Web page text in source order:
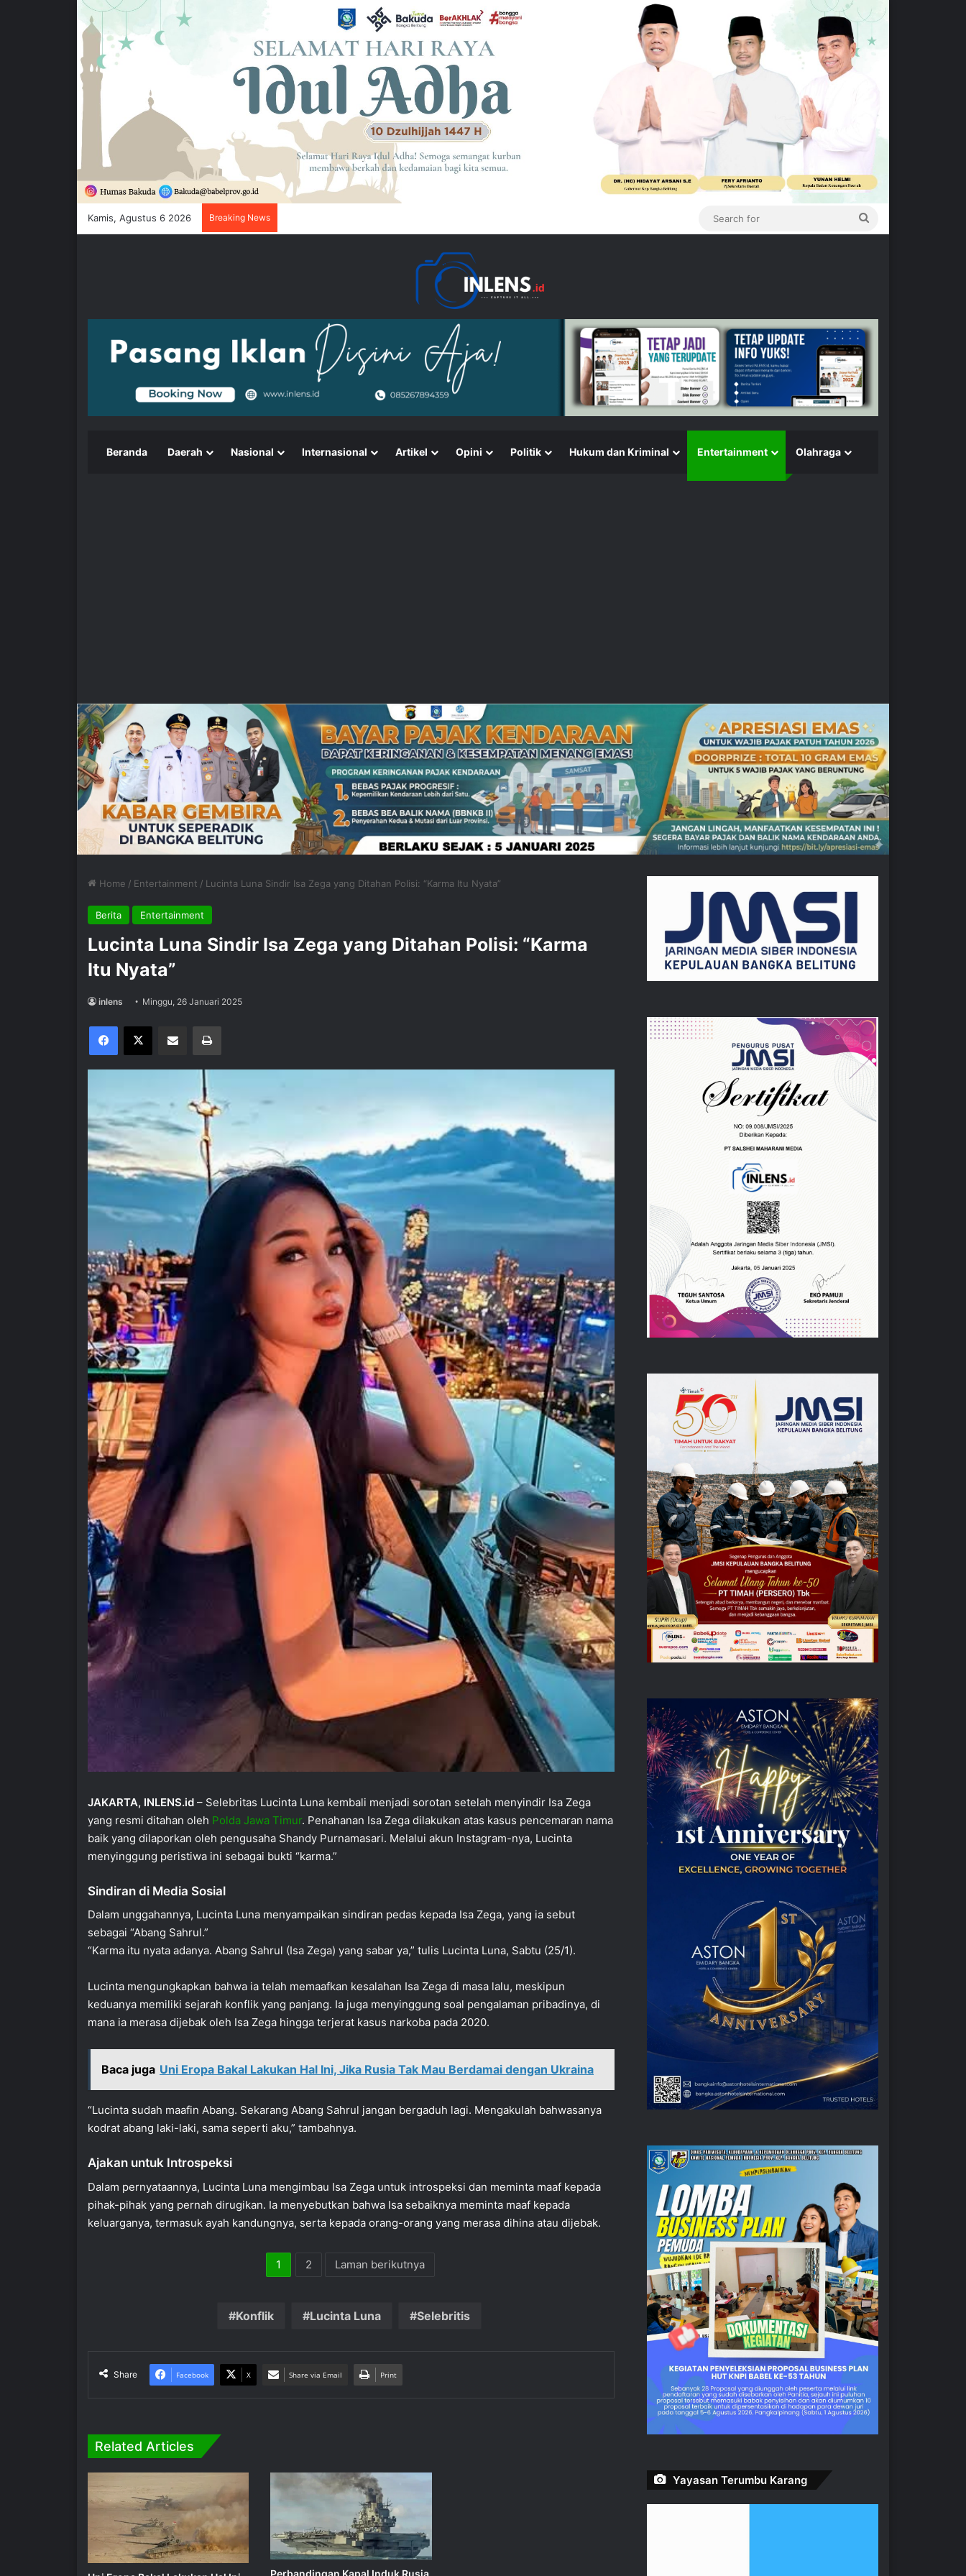
Kamis, Agustus 6 2026 Breaking News
Beranda Daerah Nasional Internasional Artikel Opini Politik Hukum dan Kriminal Entertainment Olahraga
Home / Entertainment / Lucinta Luna Sindir Isa Zega yang Ditahan Polisi: “Karma Itu Nyata”
Berita Entertainment
Lucinta Luna Sindir Isa Zega yang Ditahan Polisi: “Karma
Itu Nyata”
inlens Minggu, 26 Januari 2025
Facebook
X Share via Email Print
JAKARTA, INLENS.id – Selebritas Lucinta Luna kembali menjadi sorotan setelah menyindir Isa Zega
yang resmi ditahan oleh Polda Jawa Timur. Penahanan Isa Zega dilakukan atas kasus pencemaran nama
baik yang dilaporkan oleh pengusaha Shandy Purnamasari. Melalui akun Instagram-nya, Lucinta
menyinggung peristiwa ini sebagai bukti “karma.”
Sindiran di Media Sosial
Dalam unggahannya, Lucinta Luna menyampaikan sindiran pedas kepada Isa Zega, yang ia sebut
sebagai “Abang Sahrul.”
“Karma itu nyata adanya. Abang Sahrul (Isa Zega) yang sabar ya,” tulis Lucinta Luna, Sabtu (25/1).
Lucinta mengungkapkan bahwa ia telah memaafkan kesalahan Isa Zega di masa lalu, meskipun
keduanya memiliki sejarah konflik yang panjang. Ia juga menyinggung soal pengalaman pribadinya, di
mana ia merasa dijebak oleh Isa Zega hingga terjerat kasus narkoba pada 2020.
Baca juga Uni Eropa Bakal Lakukan Hal Ini, Jika Rusia Tak Mau Berdamai dengan Ukraina
“Lucinta sudah maafin Abang. Sekarang Abang Sahrul jangan bergaduh lagi. Mengakulah bahwasanya
kodrat abang laki-laki, sama seperti aku,” tambahnya.
Ajakan untuk Introspeksi
Dalam pernyataannya, Lucinta Luna mengimbau Isa Zega untuk introspeksi dan meminta maaf kepada
pihak-pihak yang pernah dirugikan. Ia menyebutkan bahwa Isa sebaiknya meminta maaf kepada
keluarganya, termasuk ayah kandungnya, serta kepada orang-orang yang merasa dihina atau dijebak.
1 2 Laman berikutnya
Konflik Lucinta Luna Selebritis
Share Facebook X Share via Email Print
Related Articles
Yayasan Terumbu Karang